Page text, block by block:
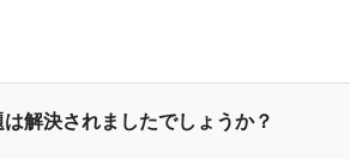
解決されましたでしょうか？